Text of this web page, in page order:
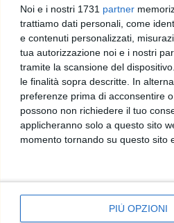
Noi e i nostri 1731 partner
trattiamo dati personali, come
e contenuti personalizzati,
tua autorizzazione noi e i nostri
tramite la scansione del
le finalità sopra descritte. In
preferenze prima di acconsentire
possono non richiedere il tuo
applicheranno solo a questo sito
momento tornando su questo sito
PIÙ OPZIONI
Leo Ciribeni, del playmaker
di un organico costruito con
il record di Porto
da Davide Galieri di
tagliando per assistere alla
5 euro. Non sono previste
previa esibizione di un